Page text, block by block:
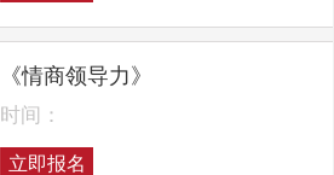
《情商领导力》
时间：
立即报名